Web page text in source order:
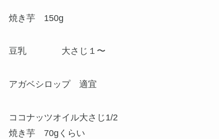
焼き芋 150g
豆乳 大さじ１〜
アガベシロップ 適宜
ココナッツオイル大さじ1/2
焼き芋 70gくらい